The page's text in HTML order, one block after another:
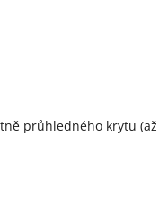
průhledného krytu (až